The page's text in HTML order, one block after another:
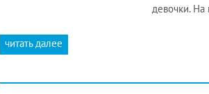
девочки. На
читать далее